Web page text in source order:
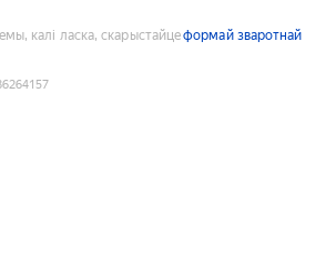
калі ласка, скарыстайцеформай зваротнай